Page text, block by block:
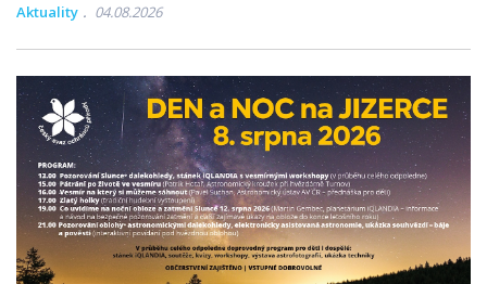
Aktuality 04.08.2026